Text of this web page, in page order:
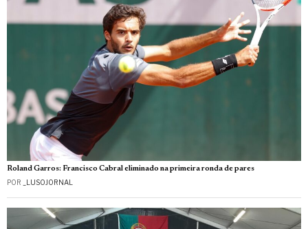
Roland Garros: Francisco Cabral eliminado na primeira ronda de pares
POR _LUSOJORNAL